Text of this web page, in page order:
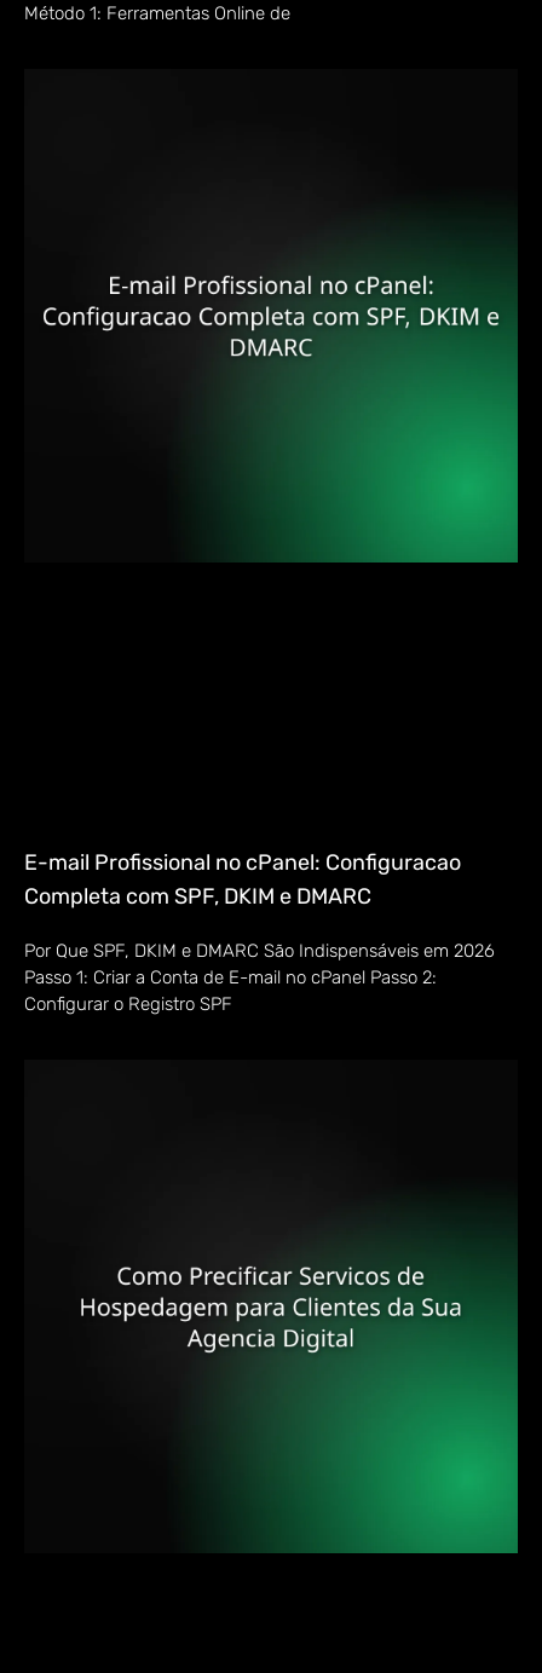
Método 1: Ferramentas Online de
E-mail Profissional no cPanel: Configuracao
Completa com SPF, DKIM e DMARC
Por Que SPF, DKIM e DMARC São Indispensáveis em 2026
Passo 1: Criar a Conta de E-mail no cPanel Passo 2:
Configurar o Registro SPF